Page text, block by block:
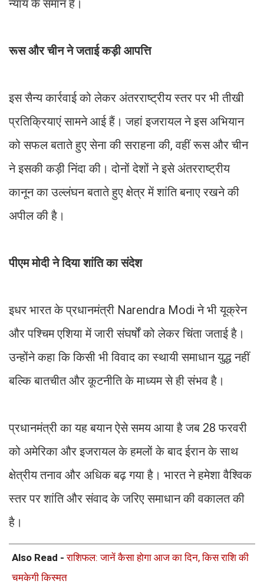
न्याय के समान है।
रूस और चीन ने जताई कड़ी आपत्ति
इस सैन्य कार्रवाई को लेकर अंतरराष्ट्रीय स्तर पर भी तीखी
प्रतिक्रियाएं सामने आई हैं। जहां इजरायल ने इस अभियान
को सफल बताते हुए सेना की सराहना की, वहीं रूस और चीन
ने इसकी कड़ी निंदा की। दोनों देशों ने इसे अंतरराष्ट्रीय
कानून का उल्लंघन बताते हुए क्षेत्र में शांति बनाए रखने की
अपील की है।
पीएम मोदी ने दिया शांति का संदेश
इधर भारत के प्रधानमंत्री Narendra Modi ने भी यूक्रेन
और पश्चिम एशिया में जारी संघर्षों को लेकर चिंता जताई है।
उन्होंने कहा कि किसी भी विवाद का स्थायी समाधान युद्ध नहीं
बल्कि बातचीत और कूटनीति के माध्यम से ही संभव है।
प्रधानमंत्री का यह बयान ऐसे समय आया है जब 28 फरवरी
को अमेरिका और इजरायल के हमलों के बाद ईरान के साथ
क्षेत्रीय तनाव और अधिक बढ़ गया है। भारत ने हमेशा वैश्विक
स्तर पर शांति और संवाद के जरिए समाधान की वकालत की
है।
Also Read -राशिफल: जानें कैसा होगा आज का दिन, किस राशि की
चमकेगी किस्मत